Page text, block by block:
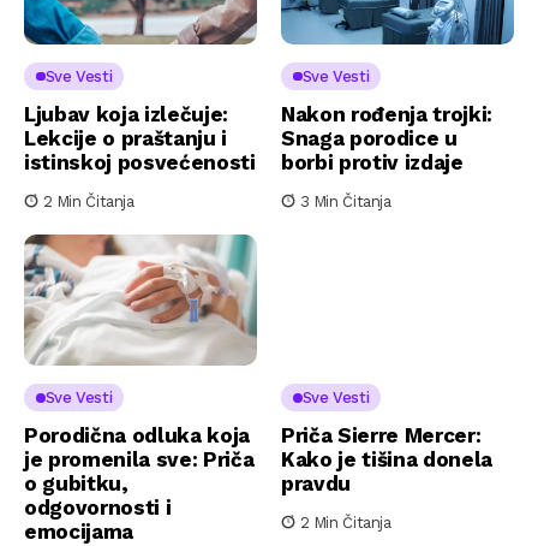
Sve Vesti
Ljubav koja izlečuje:
Lekcije o praštanju i
istinskoj posvećenosti
2 Min Čitanja
Sve Vesti
Nakon rođenja trojki:
Snaga porodice u
borbi protiv izdaje
3 Min Čitanja
Sve Vesti
Porodična odluka koja
je promenila sve: Priča
o gubitku,
odgovornosti i
emocijama
Sve Vesti
Priča Sierre Mercer:
Kako je tišina donela
pravdu
2 Min Čitanja